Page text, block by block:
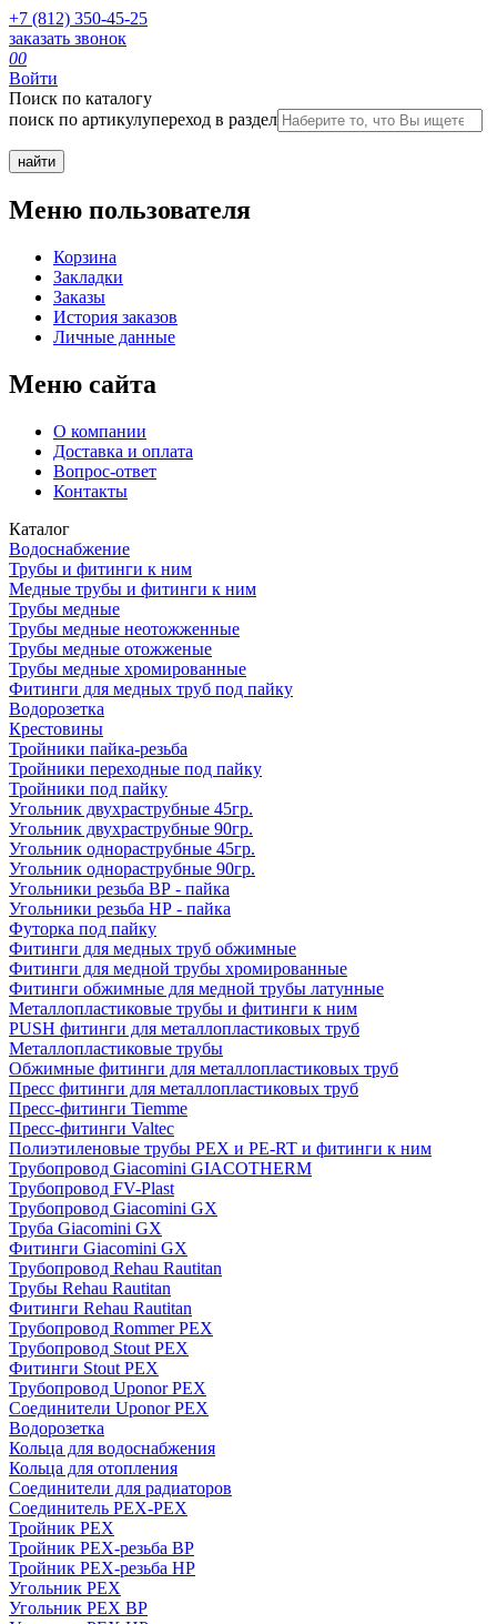
+7 (812) 350-45-25
заказать звонок
00
Войти
Поиск по каталогу
поиск по артикулупереход в раздел
Меню пользователя
Корзина
Закладки
Заказы
История заказов
Личные данные
Меню сайта
О компании
Доставка и оплата
Вопрос-ответ
Контакты
Каталог
Водоснабжение
Трубы и фитинги к ним
Медные трубы и фитинги к ним
Трубы медные
Трубы медные неотожженные
Трубы медные отожженые
Трубы медные хромированные
Фитинги для медных труб под пайку
Водорозетка
Крестовины
Тройники пайка-резьба
Тройники переходные под пайку
Тройники под пайку
Угольник двухраструбные 45гр.
Угольник двухраструбные 90гр.
Угольник однораструбные 45гр.
Угольник однораструбные 90гр.
Угольники резьба ВР - пайка
Угольники резьба НР - пайка
Футорка под пайку
Фитинги для медных труб обжимные
Фитинги для медной трубы хромированные
Фитинги обжимные для медной трубы латунные
Металлопластиковые трубы и фитинги к ним
PUSH фитинги для металлопластиковых труб
Металлопластиковые трубы
Обжимные фитинги для металлопластиковых труб
Пресс фитинги для металлопластиковых труб
Пресс-фитинги Tiemme
Пресс-фитинги Valtec
Полиэтиленовые трубы PEX и PE-RT и фитинги к ним
Трубопровод Giacomini GIACOTHERM
Трубопровод FV-Plast
Трубопровод Giacomini GX
Труба Giacomini GX
Фитинги Giacomini GX
Трубопровод Rehau Rautitan
Трубы Rehau Rautitan
Фитинги Rehau Rautitan
Трубопровод Rommer PEX
Трубопровод Stout PEX
Фитинги Stout PEX
Трубопровод Uponor PEX
Соединители Uponor PEX
Водорозетка
Кольца для водоснабжения
Кольца для отопления
Соединители для радиаторов
Соединитель PEX-PEX
Тройник PEX
Тройник PEX-резьба ВР
Тройник PEX-резьба НР
Угольник PEX
Угольник PEX ВР